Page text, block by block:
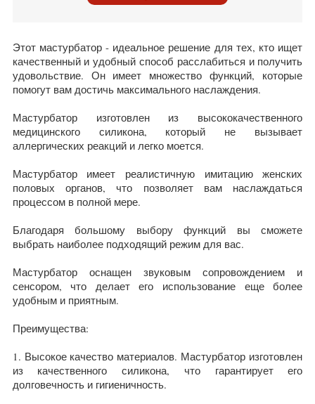
Этот мастурбатор - идеальное решение для тех, кто ищет
качественный и удобный способ расслабиться и получить
удовольствие. Он имеет множество функций, которые
помогут вам достичь максимального наслаждения.
Мастурбатор изготовлен из высококачественного
медицинского силикона, который не вызывает
аллергических реакций и легко моется.
Мастурбатор имеет реалистичную имитацию женских
половых органов, что позволяет вам наслаждаться
процессом в полной мере.
Благодаря большому выбору функций вы сможете
выбрать наиболее подходящий режим для вас.
Мастурбатор оснащен звуковым сопровождением и
сенсором, что делает его использование еще более
удобным и приятным.
Преимущества:
1. Высокое качество материалов. Мастурбатор изготовлен
из качественного силикона, что гарантирует его
долговечность и гигиеничность.